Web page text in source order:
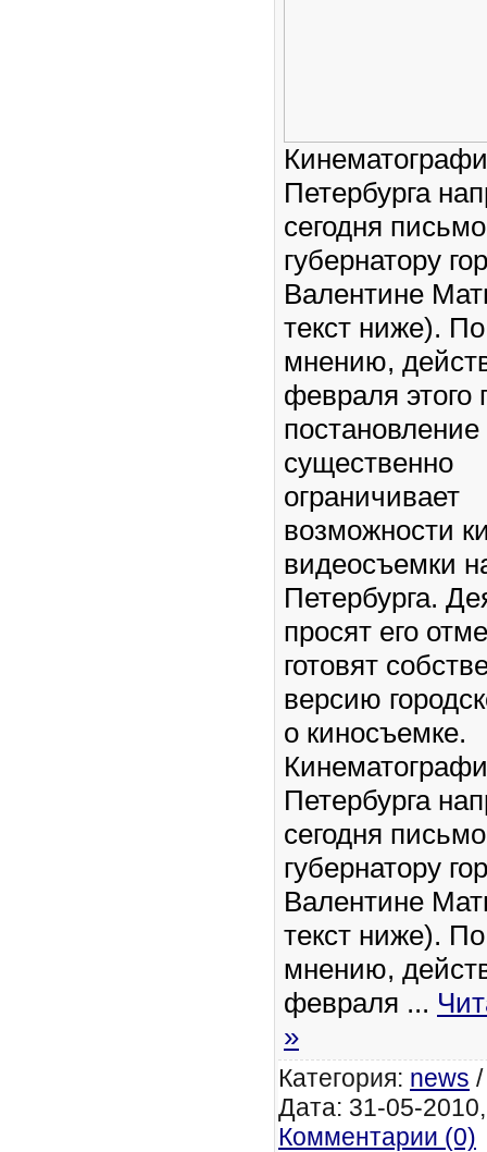
Петербурга
сегодня письмо
губернатору
Валентине
текст ниже).
мнению,
февраля этого
существенно
ограничивает
возможности
видеосъемки
Петербурга.
просят его
готовят
версию
о киносъемке.
Петербурга
сегодня письмо
губернатору
Валентине
текст ниже).
мнению,
февраля ...
»
Категория: news
Дата: 31-05-
Комментарии (0)